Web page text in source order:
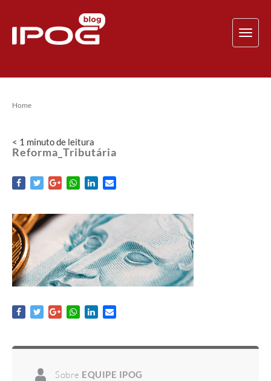
Home
< 1 minutode leitura
Reforma_Tributária
Sobre EQUIPE IPOG